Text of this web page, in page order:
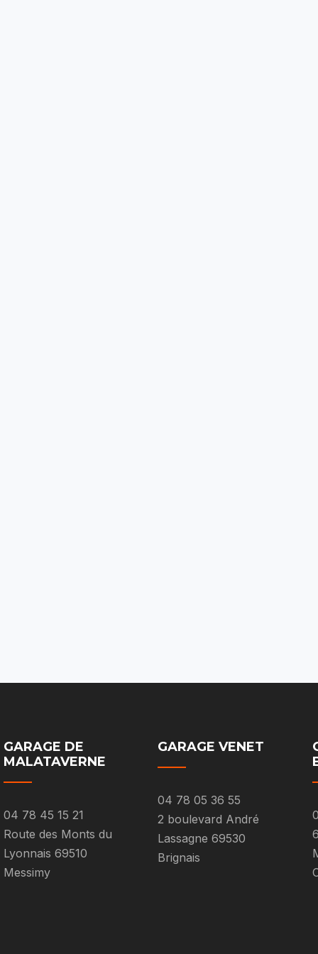
GARAGE DE
MALATAVERNE
04 78 45 15 21
Route des Monts du
Lyonnais 69510
Messimy
GARAGE VENET
04 78 05 36 55
2 boulevard André
Lassagne 69530
Brignais